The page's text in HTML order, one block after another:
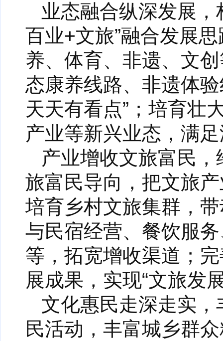
业态融合纵深发展
百业+文旅”融合发展
养、体育、非遗、文
态康养线路、非遗体
天天有看点”；培育壮
产业等新兴业态，满
产业增收文旅富民
旅富民导向，把文旅
培育乡村文旅集群，
与民宿经营、餐饮服
等，拓宽增收渠道；
展成果，实现“文旅发
文化惠民走深走实
民活动，丰富城乡群